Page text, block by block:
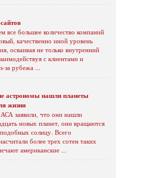
все большее количество компаний
качественно иной уровень
осваивая не только внутренний
с клиентами и
за рубежа ...
астрономы нашли планеты
жизни
заявили, что они нашли
новых планет, они вращаются
подобных солнцу. Всего
более трех сотен таких
американские ...